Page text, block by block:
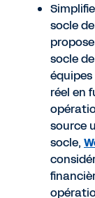
socle
socle
réel en
source
socle,